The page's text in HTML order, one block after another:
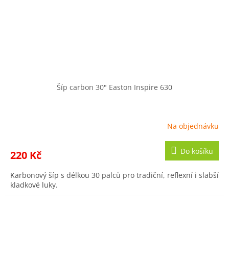
Šíp carbon 30" Easton Inspire 630
Na objednávku
220 Kč Do košíku
Karbonový šíp s délkou 30 palců pro tradiční, reflexní i slabší
kladkové luky.